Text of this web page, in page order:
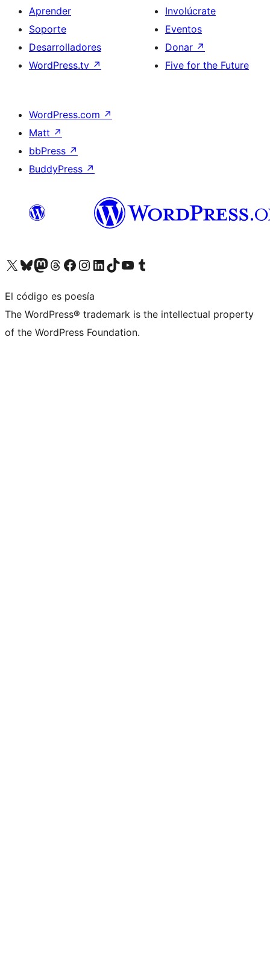
Aprender
Soporte
Desarrolladores
WordPress.tv ↗
Involúcrate
Eventos
Donar ↗
Five for the Future
WordPress.com ↗
Matt ↗
bbPress ↗
BuddyPress ↗
Visita nuestra cuenta de X (anteriormente Twitter)
Visita nuestra cuenta de Bluesky
Visita nuestra cuenta de Mastodon
Visita nuestra cuenta de Threads
Visita nuestra página de Facebook
Visita nuestra cuenta de Instagram
Visita nuestra cuenta de LinkedIn
Visita nuestra cuenta de TikTok
Visita nuestro canal de YouTube
Visita nuestra cuenta de Tumblr
El código es poesía
The WordPress® trademark is the intellectual property
of the WordPress Foundation.